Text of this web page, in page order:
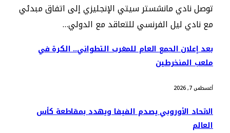
توصل نادي مانشستر سيتي الإنجليزي إلى اتفاق مبدئي
مع نادي ليل الفرنسي للتعاقد مع الدولي…
بعد إعلان الجمع العام للمغرب التطواني.. الكرة في
ملعب المنخرطين
أغسطس 7, 2026
الاتحاد الأوروبي يصدم الفيفا ويهدد بمقاطعة كأس
العالم